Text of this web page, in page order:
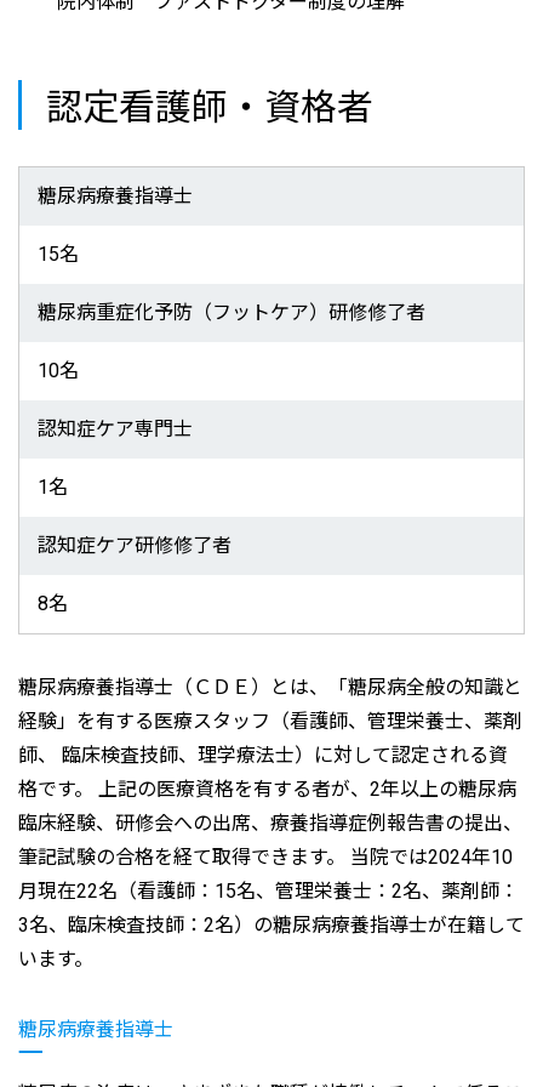
認定看護師・資格者
糖尿病療養指導士
15名
糖尿病重症化予防（フットケア）研修修了者
10名
認知症ケア専門士
1名
認知症ケア研修修了者
8名
糖尿病療養指導士（ＣＤＥ）とは、「糖尿病全般の知識と
経験」を有する医療スタッフ（看護師、管理栄養士、薬剤
師、 臨床検査技師、理学療法士）に対して認定される資
格です。 上記の医療資格を有する者が、2年以上の糖尿病
臨床経験、研修会への出席、療養指導症例報告書の提出、
筆記試験の合格を経て取得できます。 当院では2024年10
月現在22名（看護師：15名、管理栄養士：2名、薬剤師：
3名、臨床検査技師：2名）の糖尿病療養指導士が在籍して
います。
糖尿病療養指導士